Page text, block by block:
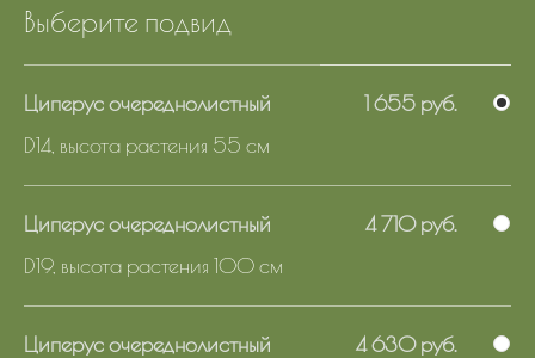
Выберите подвид
Циперус очереднолистный
D14, высота растения 55 см
1 655 руб.
Циперус очереднолистный
D19, высота растения 100 см
4 710 руб.
Циперус очереднолистный
4 630 руб.